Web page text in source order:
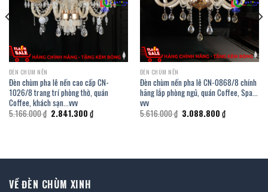
ĐÈN CHÙM NẾN
Đèn chùm pha lê nến cao cấp CN-
1026/8 trang trí phòng thờ, quán
Coffee, khách sạn…vvv
5.166.000₫ Giá
gốc
2.841.300 ₫Giá
hiện
ĐÈN CHÙM NẾN
Đèn chùm nến pha lê CN-0868/8 chính
hãng lắp phòng ngủ, quán Coffee, Spa…
vvv
5.616.000₫ Giá
gốc
3.088.800 ₫Giá
hiện
VỀ ĐÈN CHÙM XINH